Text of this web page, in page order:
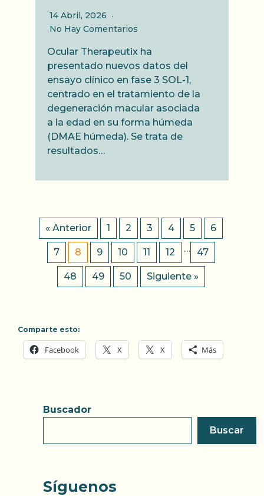
14 Abril, 2026
No Hay Comentarios
Ocular Therapeutix ha
presentado nuevos datos del
ensayo clínico en fase 3 SOL-1,
centrado en el tratamiento de la
degeneración macular asociada
a la edad en su forma húmeda
(DMAE húmeda). Se trata de
resultados…
« Anterior 1 2 3 4 5 6
7 8 9 10 11 12 … 47
48 49 50 Siguiente »
Comparte esto:
Facebook X X Más
Buscador
Buscar
Síguenos